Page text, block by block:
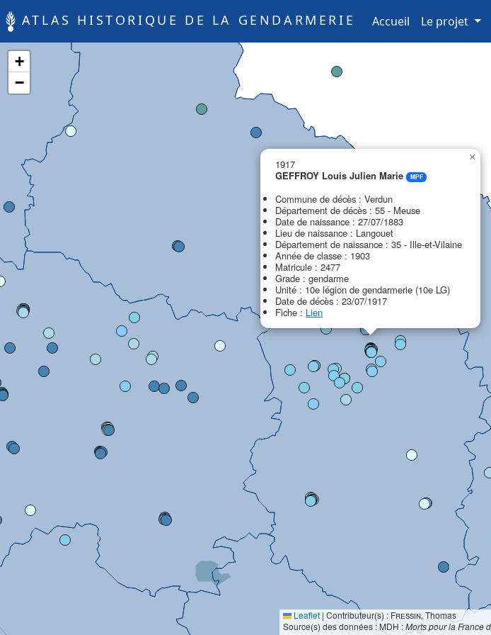
ATLAS HISTORIQUE DE LA GENDARMERIE Accueil (current)
Le projet
1917
GEFFROY Louis Julien Marie
MPF
Commune de décès : Verdun
Département de décès : 55 - Meuse
Date de naissance : 27/07/1883
Lieu de naissance : Langouet
Département de naissance : 35 - Ille-et-Vilaine
Année de classe : 1903
Matricule : 2477
Grade : gendarme
Unité : 10e légion de gendarmerie (10e LG)
Date de décès : 23/07/1917
Fiche : Lien
×
+
−
Leaflet | Contributeur(s) : Fressin, Thomas
Source(s) des données : MDH :Morts pour la France